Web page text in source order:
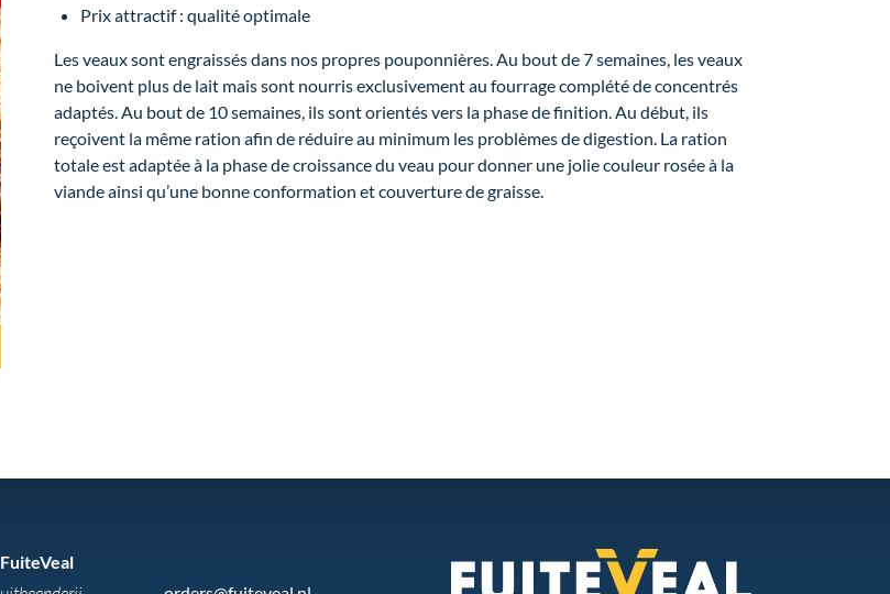
Prix attractif : qualité optimale
Les veaux sont engraissés dans nos propres pouponnières. Au bout de 7 semaines, les veaux
ne boivent plus de lait mais sont nourris exclusivement au fourrage complété de concentrés
adaptés. Au bout de 10 semaines, ils sont orientés vers la phase de finition. Au début, ils
reçoivent la même ration afin de réduire au minimum les problèmes de digestion. La ration
totale est adaptée à la phase de croissance du veau pour donner une jolie couleur rosée à la
viande ainsi qu’une bonne conformation et couverture de graisse.
FuiteVeal